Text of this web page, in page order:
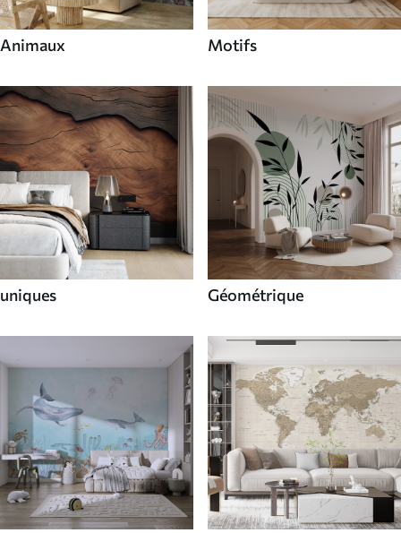
Animaux Motifs
uniques Géométrique